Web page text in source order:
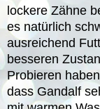
lockere Zähne
es natürlich
ausreichend
besseren
Probieren
dass Gandalf